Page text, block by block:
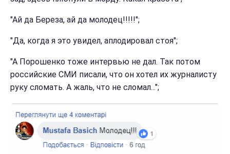
"Ай да Береза, ай да молодец!!!!!";
"Да, когда я это увидел, аплодировал стоя";
"А Порошенко тоже интервью не дал. Так потом
российские СМИ писали, что он хотел их журналисту
руку сломать. А жаль, что не сломал...";